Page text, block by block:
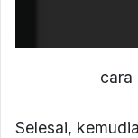
cara
Selesai,